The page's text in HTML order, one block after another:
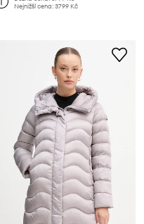
Nejnižší cena:3799 Kč